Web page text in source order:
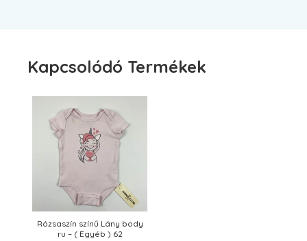
Kapcsolódó Termékek
Rózsaszín színű Lány body
ru – ( Egyéb ) 62